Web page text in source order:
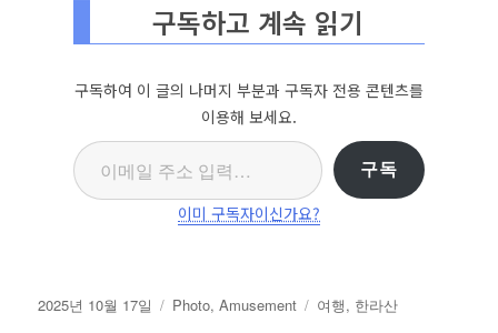
구독하고 계속 읽기
구독하여 이 글의 나머지 부분과 구독자 전용 콘텐츠를
이용해 보세요.
이메일 주소 입력…
구독
이미 구독자이신가요?
작
2025년 10월 17일
카
Photo,Amusement
태
여행, 한라산